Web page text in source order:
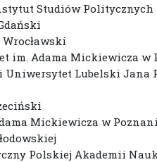
Studiów
im. Adama Mickiewicza w
Lubelski Jana
Mickiewicza w
Polskiej Akademii Nauk